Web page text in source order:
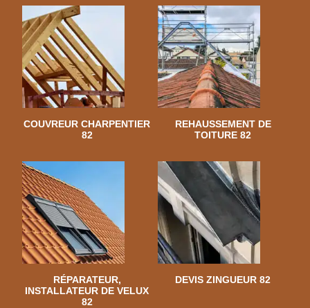
COUVREUR CHARPENTIER
82
REHAUSSEMENT DE
TOITURE 82
RÉPARATEUR,
INSTALLATEUR DE VELUX
82
DEVIS ZINGUEUR 82